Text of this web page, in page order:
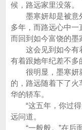
候，路远家里没落。
墨寒妍却是被意外
多年，而路远心中
而回到如今富饶的墨
这会见到如今有着
有着跟她年纪差不多
很明显，墨寒妍
的，路远随着下了
华的轿车。
“这五年，你过得
远问道。
“一般般。”在后面